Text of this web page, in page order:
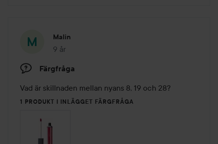
Malin
9 år
Inlägget skapades 9 år
Färgfråga
Vad är skillnaden mellan nyans 8, 19 och 28?
1 PRODUKT I INLÄGGET FÄRGFRÅGA